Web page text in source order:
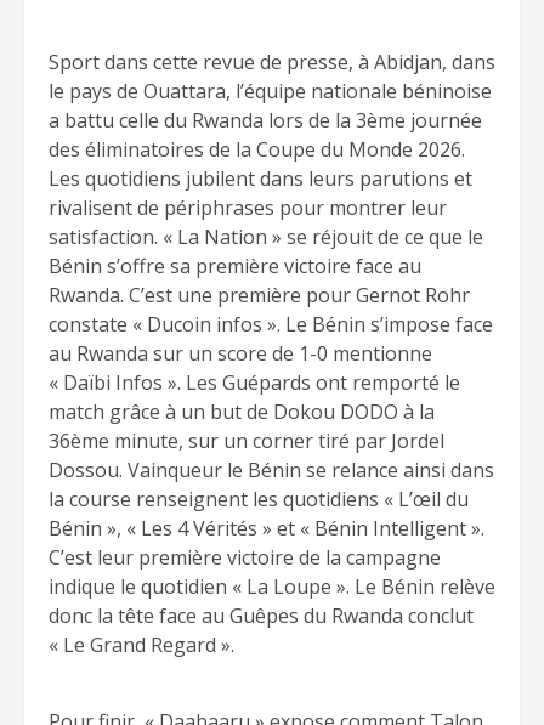
Sport dans cette revue de presse, à Abidjan, dans
le pays de Ouattara, l’équipe nationale béninoise
a battu celle du Rwanda lors de la 3ème journée
des éliminatoires de la Coupe du Monde 2026.
Les quotidiens jubilent dans leurs parutions et
rivalisent de périphrases pour montrer leur
satisfaction. « La Nation » se réjouit de ce que le
Bénin s’offre sa première victoire face au
Rwanda. C’est une première pour Gernot Rohr
constate « Ducoin infos ». Le Bénin s’impose face
au Rwanda sur un score de 1-0 mentionne
« Daïbi Infos ». Les Guépards ont remporté le
match grâce à un but de Dokou DODO à la
36ème minute, sur un corner tiré par Jordel
Dossou. Vainqueur le Bénin se relance ainsi dans
la course renseignent les quotidiens « L’œil du
Bénin », « Les 4 Vérités » et « Bénin Intelligent ».
C’est leur première victoire de la campagne
indique le quotidien « La Loupe ». Le Bénin relève
donc la tête face au Guêpes du Rwanda conclut
« Le Grand Regard ».